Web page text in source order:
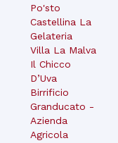
Po'sto
Castellina La
Gelateria
Villa La Malva
Il Chicco
D’Uva
Birrificio
Granducato -
Azienda
Agricola